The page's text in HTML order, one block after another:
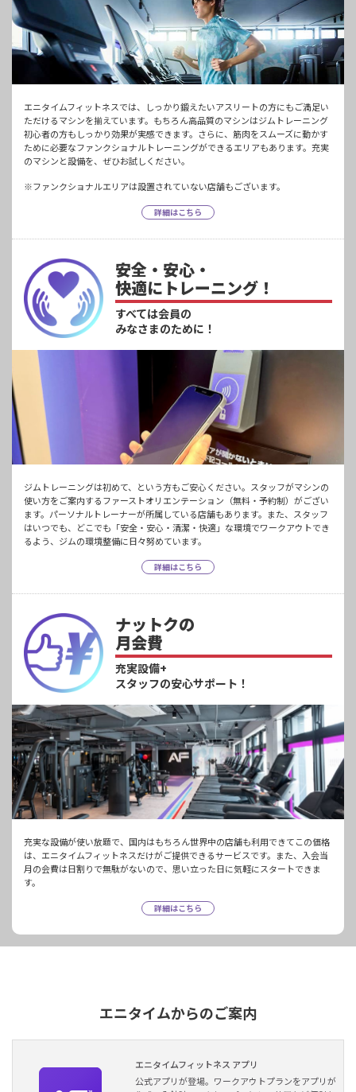
エニタイムフィットネスでは、しっかり鍛えたいアスリートの方にもご満足い
ただけるマシンを揃えています。もちろん高品質のマシンはジムトレーニング
初心者の方もしっかり効果が実感できます。さらに、筋肉をスムーズに動かす
ために必要なファンクショナルトレーニングができるエリアもあります。充実
のマシンと設備を、ぜひお試しください。
※ファンクショナルエリアは設置されていない店舗もございます。
詳細はこちら
安全・安心・
快適にトレーニング！
すべては会員の
みなさまのために！
ジムトレーニングは初めて、という方もご安心ください。スタッフがマシンの
使い方をご案内するファーストオリエンテーション（無料・予約制）がござい
ます。パーソナルトレーナーが所属している店舗もあります。また、スタッフ
はいつでも、どこでも「安全・安心・清潔・快適」な環境でワークアウトでき
るよう、ジムの環境整備に日々努めています。
詳細はこちら
ナットクの
月会費
充実設備+
スタッフの安心サポート！
充実な設備が使い放題で、国内はもちろん世界中の店舗も利用できてこの価格
は、エニタイムフィットネスだけがご提供できるサービスです。また、入会当
月の会費は日割りで無駄がないので、思い立った日に気軽にスタートできま
す。
詳細はこちら
エニタイムからのご案内
エニタイムフィットネス アプリ
公式アプリが登場。ワークアウトプランをアプリが